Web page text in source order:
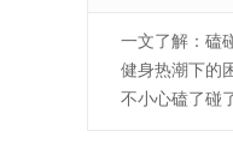
一文了解：磕
健身热潮下的
不小心磕了碰